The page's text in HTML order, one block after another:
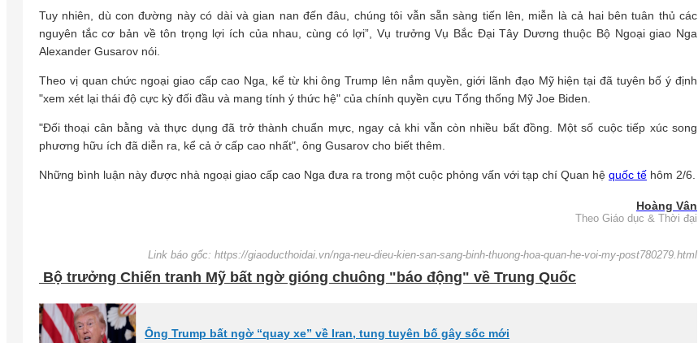
Tuy nhiên, dù con đường này có dài và gian nan đến đâu, chúng tôi vẫn sẵn sàng tiến lên, miễn là cả hai bên tuân thủ các
nguyên tắc cơ bản về tôn trọng lợi ích của nhau, cùng có lợi”, Vụ trưởng Vụ Bắc Đại Tây Dương thuộc Bộ Ngoại giao Nga
Alexander Gusarov nói.
Theo vị quan chức ngoại giao cấp cao Nga, kể từ khi ông Trump lên nắm quyền, giới lãnh đạo Mỹ hiện tại đã tuyên bố ý định
"xem xét lại thái độ cực kỳ đối đầu và mang tính ý thức hệ" của chính quyền cựu Tổng thống Mỹ Joe Biden.
"Đối thoại cân bằng và thực dụng đã trở thành chuẩn mực, ngay cả khi vẫn còn nhiều bất đồng. Một số cuộc tiếp xúc song
phương hữu ích đã diễn ra, kể cả ở cấp cao nhất", ông Gusarov cho biết thêm.
Những bình luận này được nhà ngoại giao cấp cao Nga đưa ra trong một cuộc phỏng vấn với tạp chí Quan hệ quốc tế hôm 2/6.
Hoàng Vân
Theo Giáo dục & Thời đại
Link báo gốc: https://giaoducthoidai.vn/nga-neu-dieu-kien-san-sang-binh-thuong-hoa-quan-he-voi-my-post780279.html
Bộ trưởng Chiến tranh Mỹ bất ngờ gióng chuông "báo động" về Trung Quốc
Ông Trump bất ngờ “quay xe” về Iran, tung tuyên bố gây sốc mới